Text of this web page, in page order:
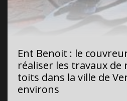
Ent Benoit : le
réaliser les travaux de
toits dans la ville de
environs